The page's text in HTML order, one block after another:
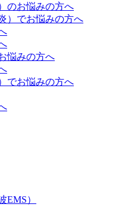
のお悩みの方へ
）でお悩みの方へ
悩みの方へ
でお悩みの方へ
EMS）